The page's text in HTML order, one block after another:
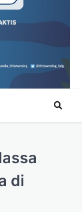
di